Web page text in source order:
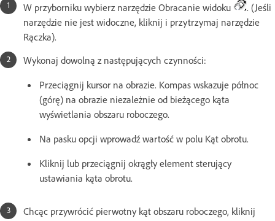
W przyborniku wybierz narzędzie Obracanie widoku
. (Jeśli
narzędzie nie jest widoczne, kliknij i przytrzymaj narzędzie
Rączka).
Wykonaj dowolną z następujących czynności:
Przeciągnij kursor na obrazie. Kompas wskazuje północ
(górę) na obrazie niezależnie od bieżącego kąta
wyświetlania obszaru roboczego.
Na pasku opcji wprowadź wartość w polu Kąt obrotu.
Kliknij lub przeciągnij okrągły element sterujący
ustawiania kąta obrotu.
Chcąc przywrócić pierwotny kąt obszaru roboczego, kliknij